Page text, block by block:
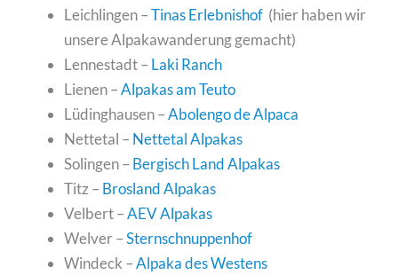
Leichlingen –Tinas Erlebnishof (hier haben wir
unsere Alpakawanderung gemacht)
Lennestadt – Laki Ranch
Lienen –Alpakas am Teuto
Lüdinghausen –Abolengo de Alpaca
Nettetal – Nettetal Alpakas
Solingen – Bergisch Land Alpakas
Titz – Brosland Alpakas
Velbert –AEV Alpakas
Welver –Sternschnuppenhof
Windeck –Alpaka des Westens